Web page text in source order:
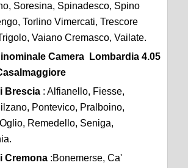
Soresina, Spinadesco, Spino
Torlino Vimercati, Trescore
Vaiano Cremasco, Vailate.
Camera Lombardia 4.05
Brescia : Alfianello, Fiesse,
Pontevico, Pralboino,
Remedello, Seniga,
Cremona :Bonemerse, Ca'